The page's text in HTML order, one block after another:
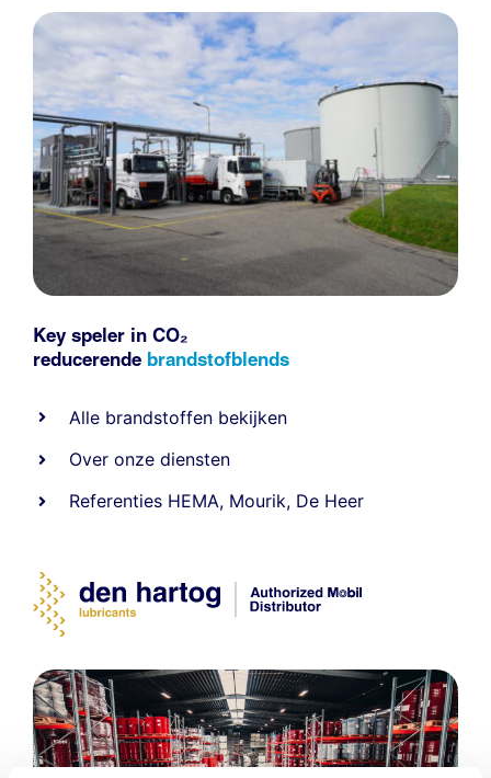
Key speler in CO₂
reducerende brandstofblends
Alle brandstoffen bekijken
Over onze diensten
Referenties HEMA, Mourik, De Heer